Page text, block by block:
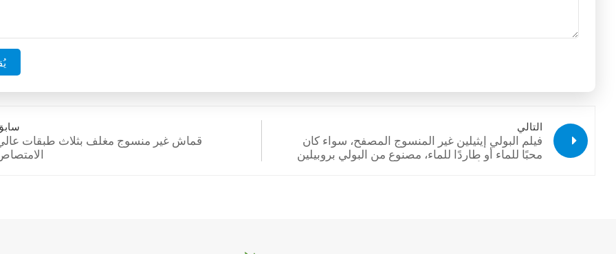
قماش غير منسوج مغلف بثلاث طبقات
التالي
فيلم البولي إيثيلين غير المنسوج المصفح، سواء كان
محبًا للماء أو طاردًا للماء، مصنوع من البولي بروبيلين